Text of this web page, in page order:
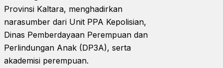
Provinsi Kaltara, menghadirkan
narasumber dari Unit PPA Kepolisian,
Dinas Pemberdayaan Perempuan dan
Perlindungan Anak (DP3A), serta
akademisi perempuan.